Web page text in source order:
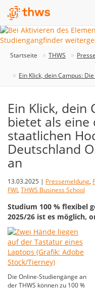
Startseite THWS Presse
Ein Klick, dein Campus:
Ein Klick, dein
bietet als eine
staatlichen
Deutschland
an
13.03.2025 | Pressemeldung,
FWI, THWS Business School
Studium 100 % flexibel
2025/26 ist es möglich,
Die Online-Studiengänge an
der THWS können zu 100 %